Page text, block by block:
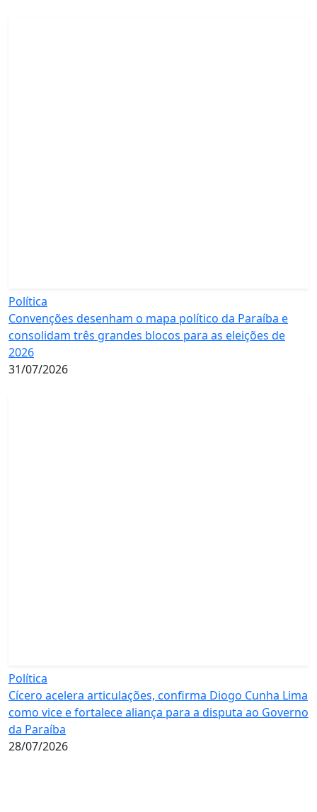
Política
Convenções desenham o mapa político da Paraíba e
consolidam três grandes blocos para as eleições de
2026
31/07/2026
Política
Cícero acelera articulações, confirma Diogo Cunha Lima
como vice e fortalece aliança para a disputa ao Governo
da Paraíba
28/07/2026